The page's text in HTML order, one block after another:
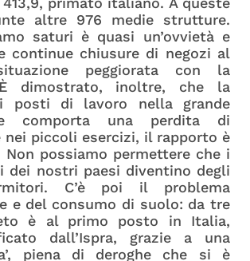
altre 976 medie strutture.
saturi è quasi un’ovvietà e
continue chiusure di negozi al
peggiorata con la
È dimostrato, inoltre, che la
posti di lavoro nella grande
comporta una perdita di
nei piccoli esercizi, il rapporto è
Non possiamo permettere che i
dei nostri paesi diventino degli
C’è poi il problema
e del consumo di suolo: da tre
è al primo posto in Italia,
dall’Ispra, grazie a una
piena di deroghe che si è